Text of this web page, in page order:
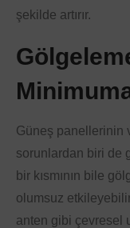
şekilde artırır.
Güneş panellerinin
sorunlardan biri de
bir kısmının bile
olumsuz
anten gibi çevresel